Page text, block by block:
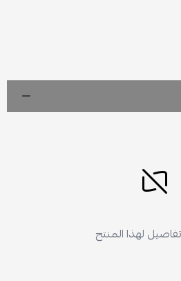
لهذا المنتج